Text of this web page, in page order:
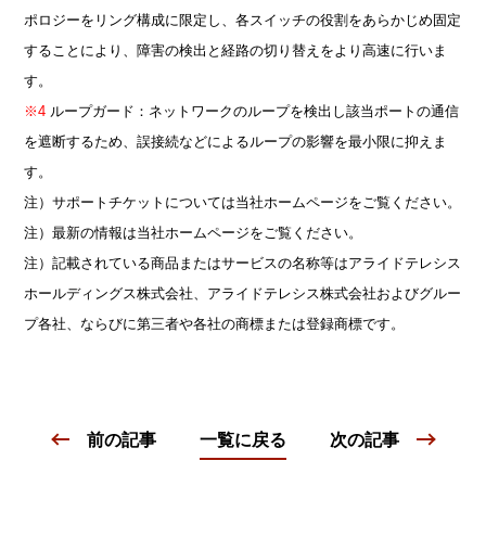
ポロジーをリング構成に限定し、各スイッチの役割をあらかじめ固定
することにより、障害の検出と経路の切り替えをより高速に行いま
す。
※4 ループガード：ネットワークのループを検出し該当ポートの通信
を遮断するため、誤接続などによるループの影響を最小限に抑えま
す。
注）サポートチケットについては当社ホームページをご覧ください。
注）最新の情報は当社ホームページをご覧ください。
注）記載されている商品またはサービスの名称等はアライドテレシス
ホールディングス株式会社、アライドテレシス株式会社およびグルー
プ各社、ならびに第三者や各社の商標または登録商標です。
前の記事 一覧に戻る 次の記事